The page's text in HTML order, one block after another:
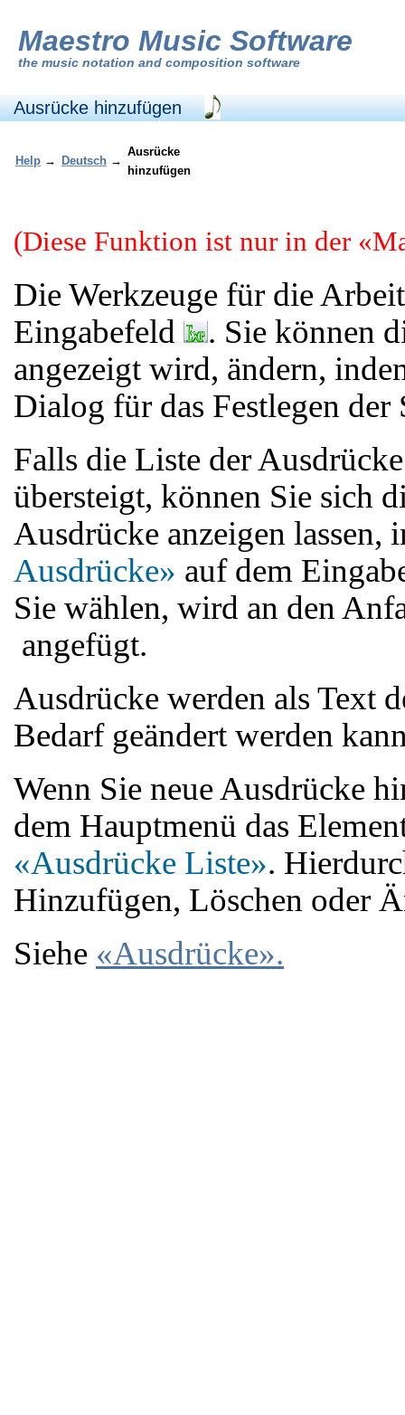
Maestro Music Software
the music notation and composition software
Ausrücke hinzufügen
Help → Deutsch →
Ausrücke
hinzufügen
(Diese Funktion ist nur in der
Die Werkzeuge für die
Eingabefeld
. Sie können
angezeigt wird, ändern,
Dialog für das Festlegen
Falls die Liste der
übersteigt, können Sie sich
Ausdrücke anzeigen lassen,
Ausdrücke» auf dem
Sie wählen, wird an den
angefügt.
Ausdrücke werden als Text
Bedarf geändert werden
Wenn Sie neue Ausdrücke
dem Hauptmenü das
«Ausdrücke Liste».
Hinzufügen, Löschen oder
Siehe «Ausdrücke».